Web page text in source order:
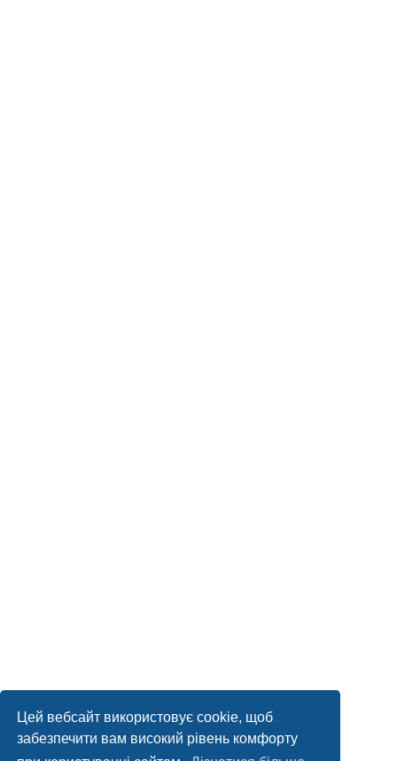
Цей вебсайт використовує cookie, щоб
забезпечити вам високий рівень комфорту